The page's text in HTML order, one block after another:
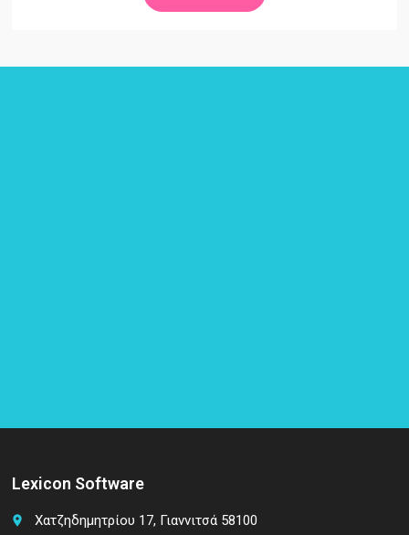
Lexicon Software
place Χατζηδημητρίου 17, Γιαννιτσά 58100